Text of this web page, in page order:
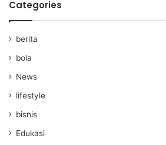
Categories
berita
bola
News
lifestyle
bisnis
Edukasi